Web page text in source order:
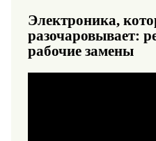
Электроника,
разочаровывает:
рабочие замены